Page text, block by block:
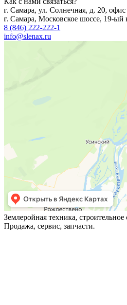
г. Самара, ул. Солнечная, д. 20, офис
г. Самара, Московское шоссе, 19-ый
8 (846) 222-222-1
info@slenax.ru
Землеройная техника,
Продажа, сервис, запчасти.